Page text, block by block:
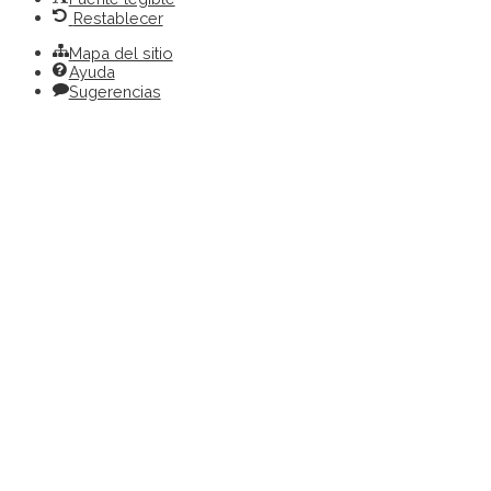
Restablecer
Mapa del sitio
Ayuda
Sugerencias